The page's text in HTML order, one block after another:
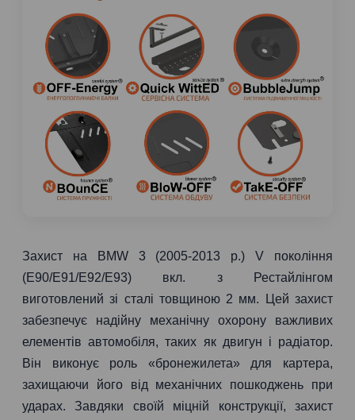
Захист на BMW 3 (2005-2013 р.) V покоління
(E90/E91/E92/E93) вкл. з Рестайлінгом
виготовлений зі сталі товщиною 2 мм. Цей захист
забезпечує надійну механічну охорону важливих
елементів автомобіля, таких як двигун і радіатор.
Він виконує роль «бронежилета» для картера,
захищаючи його від механічних пошкоджень при
ударах. Завдяки своїй міцній конструкції, захист